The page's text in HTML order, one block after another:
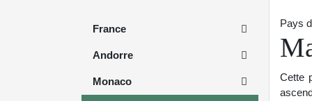
France
Andorre
Monaco
Pays
Cette